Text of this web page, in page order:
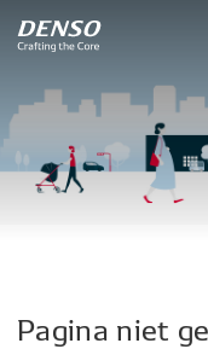
Pagina niet